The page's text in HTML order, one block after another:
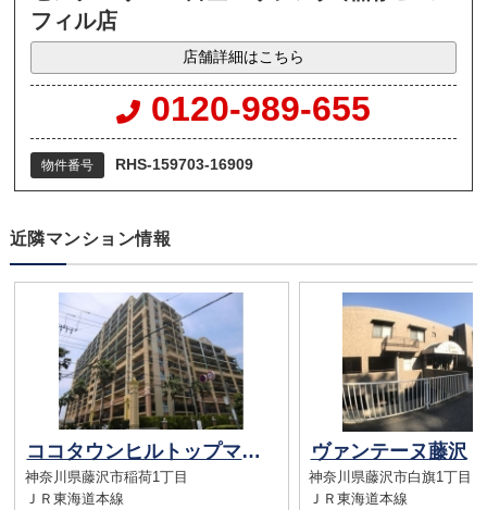
フィル店
店舗詳細はこちら
0120-989-655
物件番号 RHS-159703-16909
近隣マンション情報
ココタウンヒルトップマリーナ
神奈川県藤沢市稲荷1丁目
ＪＲ東海道本線
ヴァンテーヌ藤沢
神奈川県藤沢市白旗1丁目
ＪＲ東海道本線